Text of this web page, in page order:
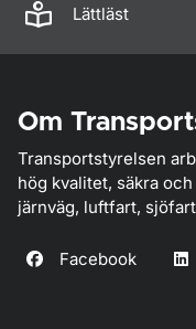
Lättläst
Om
Transportstyrelsen
hög kvalitet, säkra
järnväg, luftfart,
Facebook